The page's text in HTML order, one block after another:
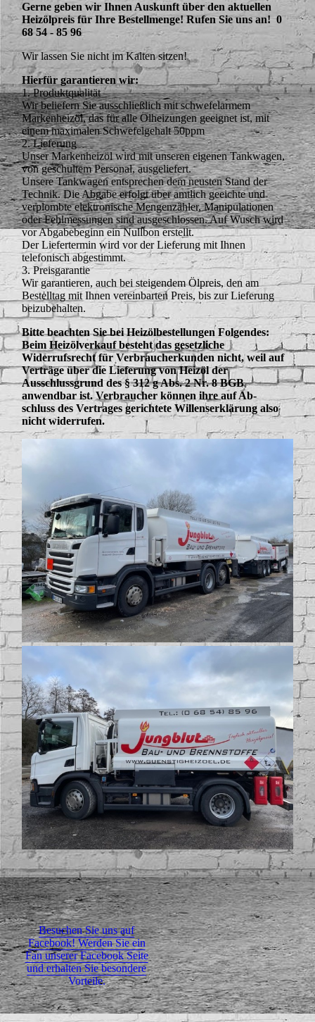
Gerne geben wir Ihnen Auskunft über den aktuellen
Heizölpreis für Ihre Bestellmenge! Rufen Sie uns an! 0
68 54 - 85 96
Wir lassen Sie nicht im Kalten sitzen!
Hierfür garantieren wir:
1. Produktqualität
Wir beliefern Sie ausschließlich mit schwefelarmem
Markenheizöl, das für alle Ölheizungen geeignet ist, mit
einem maximalen Schwefelgehalt 50ppm
2. Lieferung
Unser Markenheizöl wird mit unseren eigenen Tankwagen,
von geschultem Personal, ausgeliefert.
Unsere Tankwagen entsprechen dem neusten Stand der
Technik. Die Abgabe erfolgt über amtlich geeichte und
verplombte elektronische Mengenzähler, Manipulationen
oder Fehlmessungen sind ausgeschlossen. Auf Wusch wird
vor Abgabebeginn ein Nullbon erstellt.
Der Liefertermin wird vor der Lieferung mit Ihnen
telefonisch abgestimmt.
3. Preisgarantie
Wir garantieren, auch bei steigendem Ölpreis, den am
Bestelltag mit Ihnen vereinbarten Preis, bis zur Lieferung
beizubehalten.
Bitte beachten Sie bei Heizölbestellungen Folgendes:
Beim Heizölverkauf besteht das gesetzliche
Widerrufsrecht für Verbraucherkunden nicht, weil auf
Verträge über die Lieferung von Heizöl der
Ausschlussgrund des § 312 g Abs. 2 Nr. 8 BGB
anwendbar ist. Verbraucher können ihre auf Ab-
schluss des Vertrages gerichtete Willenserklärung also
nicht widerrufen.
Besuchen Sie uns auf
Facebook! Werden Sie ein
Fan unserer Facebook Seite
und erhalten Sie besondere
Vorteile.